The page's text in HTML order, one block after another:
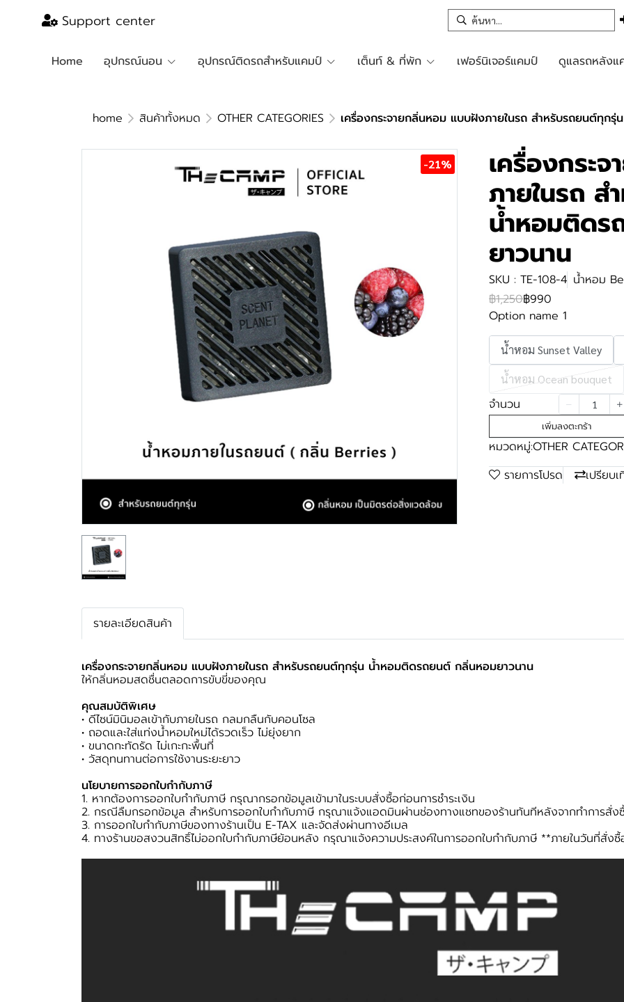
Support center
Home อุปกรณ์นอน อุปกรณ์ติดรถสำหรับแคมป์ เต็นท์ & ที่พัก เฟอร์นิเจอร์แคมป์ ดูแลรถหลังแ
home สินค้าทั้งหมด OTHER CATEGORIES เครื่องกระจายกลิ่นหอม แบบฝังภายในรถ สำหรับรถยนต์ทุก
-21% เครื่องกระ
ภายในรถ
น้ำหอมติด
ยาวนาน
SKU : TE-108-4 น้ำหอม
฿1,250฿990
Option name 1
น้ำหอม Sunset Valley
น้ำหอม Ocean bouquet
จำนวน
เพิ่มลงตะกร้า
หมวดหมู่:OTHER
รายการโปรด
เปรียบ
รายละเอียดสินค้า
เครื่องกระจายกลิ่นหอม แบบฝังภายในรถ สำหรับรถยนต์ทุกรุ่น น้ำหอมติดรถยนต์ กลิ่นหอมยาวนาน
ให้กลิ่นหอมสดชื่นตลอดการขับขี่ของคุณ
คุณสมบัติพิเศษ
• ดีไซน์มินิมอลเข้ากับภายในรถ กลมกลืนกับคอนโซล
• ถอดและใส่แท่งน้ำหอมใหม่ได้รวดเร็ว ไม่ยุ่งยาก
• ขนาดกะทัดรัด ไม่เกะกะพื้นที่
• วัสดุทนทานต่อการใช้งานระยะยาว
นโยบายการออกใบกำกับภาษี
1. หากต้องการออกใบกำกับภาษี กรุณากรอกข้อมูลเข้ามาในระบบสั่งซื้อก่อนการชำระเงิน
2. กรณีลืมกรอกข้อมูล สำหรับการออกใบกำกับภาษี กรุณาแจ้งแอดมินผ่านช่องทางแชทของร้านทันทีหลังจากทำการสั่ง
3. การออกใบกำกับภาษีของทางร้านเป็น E-TAX และจัดส่งผ่านทางอีเมล
4. ทางร้านขอสงวนสิทธิ์ไม่ออกใบกำกับภาษีย้อนหลัง กรุณาแจ้งความประสงค์ในการออกใบกำกับภาษี **ภายในวันที่สั่งซื้